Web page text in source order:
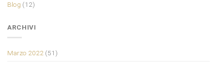
Blog (12)
ARCHIVI
Marzo 2022 (51)